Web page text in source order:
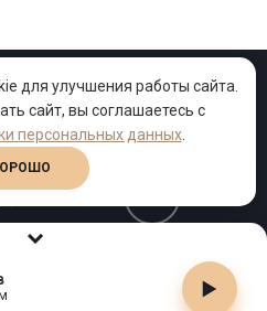
Песни Клипы
(495) 909-99-40
для улучшения работы сайта.
сайт, вы соглашаетесь с
персональных данных.